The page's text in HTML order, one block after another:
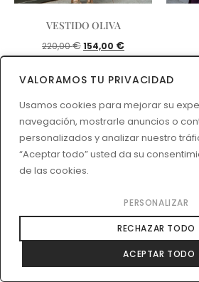
VALORAMOS TU PRIVACIDAD
Usamos cookies para mejorar su
navegación, mostrarle anuncios o
personalizados y analizar nuestro
“Aceptar todo” usted da su
de las cookies.
PERSONALIZAR
RECHAZAR TODO
ACEPTAR TODO
VESTIDO OLIVA
220,00€154,00 €
VESTIDO MAGALI